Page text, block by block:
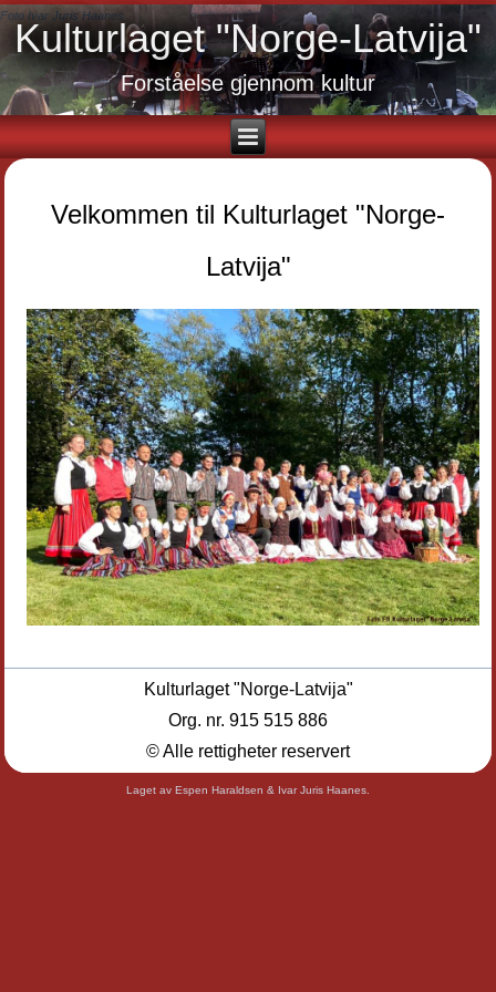
Foto Ivar Juris Haanes
Kulturlaget "Norge-Latvija"
Forståelse gjennom kultur
Velkommen til Kulturlaget "Norge-
Latvija"
Kulturlaget "Norge-Latvija"
Org. nr. 915 515 886
© Alle rettigheter reservert
Laget av Espen Haraldsen & Ivar Juris Haanes.